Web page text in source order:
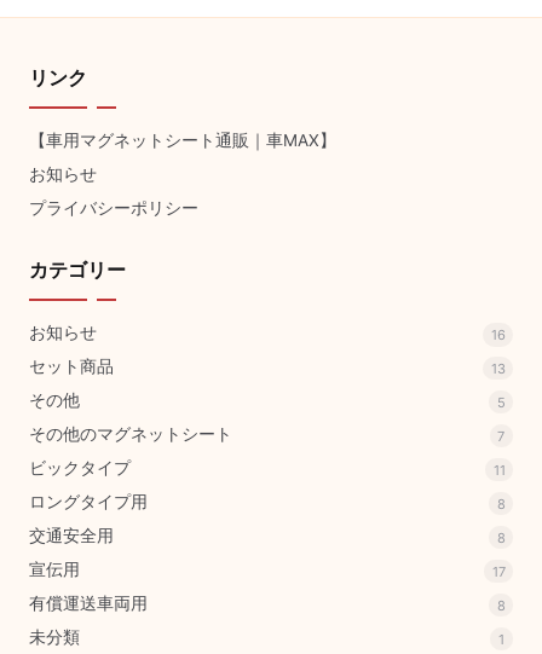
リンク
【車用マグネットシート通販｜車MAX】
お知らせ
プライバシーポリシー
カテゴリー
お知らせ 16
セット商品 13
その他 5
その他のマグネットシート 7
ビックタイプ 11
ロングタイプ用 8
交通安全用 8
宣伝用 17
有償運送車両用 8
未分類 1